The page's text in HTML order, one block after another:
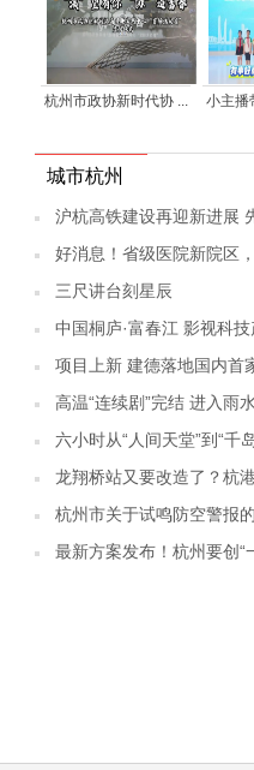
杭州市政协新时代协 ... 小主播
城市杭州
沪杭高铁建设再迎新进展
好消息！省级医院新院区
三尺讲台刻星辰
中国桐庐·富春江 影视科技
项目上新 建德落地国内首
高温“连续剧”完结 进入雨水
六小时从“人间天堂”到“千
龙翔桥站又要改造了？杭
杭州市关于试鸣防空警报
最新方案发布！杭州要创“